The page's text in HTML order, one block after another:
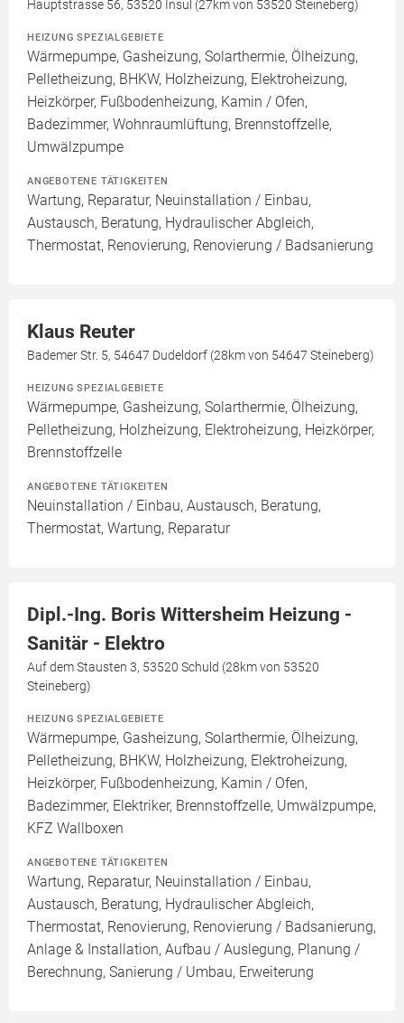
Hauptstrasse 56, 53520 Insul (27km von 53520 Steineberg)
HEIZUNG SPEZIALGEBIETE
Wärmepumpe, Gasheizung, Solarthermie, Ölheizung,
Pelletheizung, BHKW, Holzheizung, Elektroheizung,
Heizkörper, Fußbodenheizung, Kamin / Ofen,
Badezimmer, Wohnraumlüftung, Brennstoffzelle,
Umwälzpumpe
ANGEBOTENE TÄTIGKEITEN
Wartung, Reparatur, Neuinstallation / Einbau,
Austausch, Beratung, Hydraulischer Abgleich,
Thermostat, Renovierung, Renovierung / Badsanierung
Klaus Reuter
Bademer Str. 5, 54647 Dudeldorf (28km von 54647 Steineberg)
HEIZUNG SPEZIALGEBIETE
Wärmepumpe, Gasheizung, Solarthermie, Ölheizung,
Pelletheizung, Holzheizung, Elektroheizung, Heizkörper,
Brennstoffzelle
ANGEBOTENE TÄTIGKEITEN
Neuinstallation / Einbau, Austausch, Beratung,
Thermostat, Wartung, Reparatur
Dipl.-Ing. Boris Wittersheim Heizung -
Sanitär - Elektro
Auf dem Stausten 3, 53520 Schuld (28km von 53520
Steineberg)
HEIZUNG SPEZIALGEBIETE
Wärmepumpe, Gasheizung, Solarthermie, Ölheizung,
Pelletheizung, BHKW, Holzheizung, Elektroheizung,
Heizkörper, Fußbodenheizung, Kamin / Ofen,
Badezimmer, Elektriker, Brennstoffzelle, Umwälzpumpe,
KFZ Wallboxen
ANGEBOTENE TÄTIGKEITEN
Wartung, Reparatur, Neuinstallation / Einbau,
Austausch, Beratung, Hydraulischer Abgleich,
Thermostat, Renovierung, Renovierung / Badsanierung,
Anlage & Installation, Aufbau / Auslegung, Planung /
Berechnung, Sanierung / Umbau, Erweiterung